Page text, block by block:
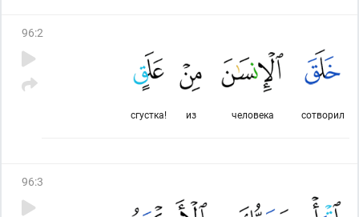
96:2
сотворил
человека
из
сгустка!
96:3